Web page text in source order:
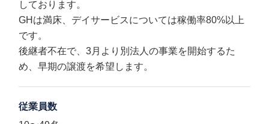
しております。
GHは満床、デイサービスについては稼働率80%以上
です。
後継者不在で、3月より別法人の事業を開始するた
め、早期の譲渡を希望します。
従業員数